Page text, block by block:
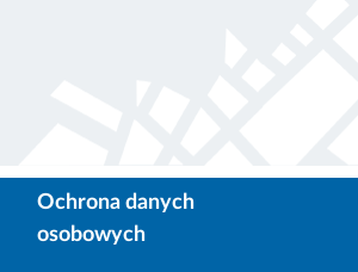
Ochrona danych
osobowych